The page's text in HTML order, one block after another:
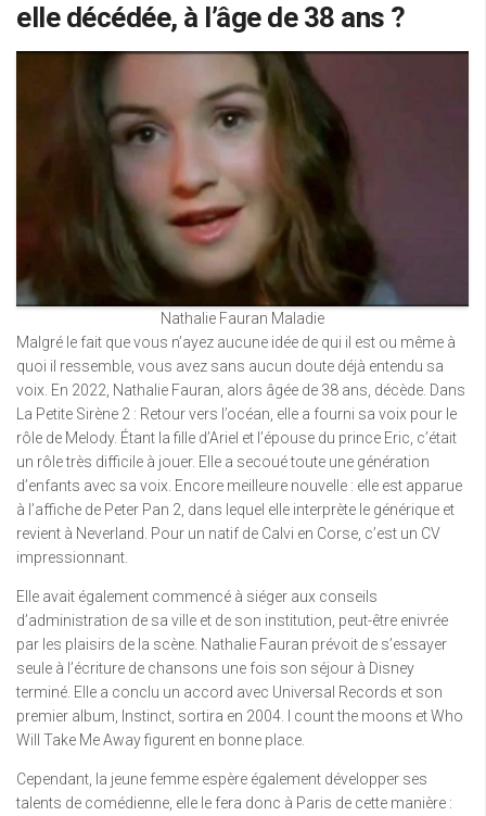
elle décédée, à l’âge de 38 ans ?
Nathalie Fauran Maladie
Malgré le fait que vous n’ayez aucune idée de qui il est ou même à
quoi il ressemble, vous avez sans aucun doute déjà entendu sa
voix. En 2022, Nathalie Fauran, alors âgée de 38 ans, décède. Dans
La Petite Sirène 2 : Retour vers l’océan, elle a fourni sa voix pour le
rôle de Melody. Étant la fille d’Ariel et l’épouse du prince Eric, c’était
un rôle très difficile à jouer. Elle a secoué toute une génération
d’enfants avec sa voix. Encore meilleure nouvelle : elle est apparue
à l’affiche de Peter Pan 2, dans lequel elle interprète le générique et
revient à Neverland. Pour un natif de Calvi en Corse, c’est un CV
impressionnant.
Elle avait également commencé à siéger aux conseils
d’administration de sa ville et de son institution, peut-être enivrée
par les plaisirs de la scène. Nathalie Fauran prévoit de s’essayer
seule à l’écriture de chansons une fois son séjour à Disney
terminé. Elle a conclu un accord avec Universal Records et son
premier album, Instinct, sortira en 2004. I count the moons et Who
Will Take Me Away figurent en bonne place.
Cependant, la jeune femme espère également développer ses
talents de comédienne, elle le fera donc à Paris de cette manière :